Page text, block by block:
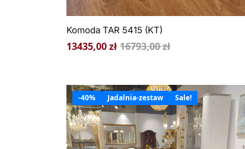
Komoda TAR 5415 (KT)
16793,00zł
13435,00zł
-40% Jadalnia-zestaw Sale!